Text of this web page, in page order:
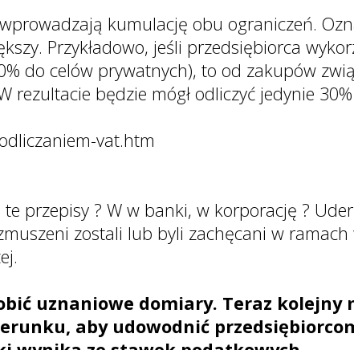
kumulację obu ograniczeń.
Przykładowo, jeśli przedsiębiorca
do celów prywatnych), to od zakupów
rezultacie będzie mógł odliczyć jedynie
vat.htm
przepisy ? W w banki, w korporację ?
zostali lub byli zachęcani w
uznaniowe domiary. Teraz kolejny
aby udowodnić